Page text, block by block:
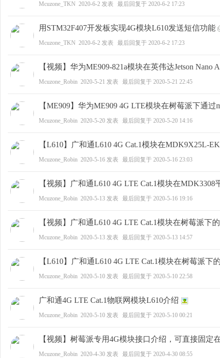
Mcuzone_TKN 2020-6-2 发表 最后回复于 2020-6-2 17:23
用STM32F407开发板实现4G模块L610发送短信功能
Mcuzone_TKN 2020-6-2 发表 最后回复于 2020-6-2 17:23
【视频】华为ME909-821a模块在英伟达Jetson
Mcuzone_Robin 2020-5-21 发表 最后回复于 2020-5-21 22:45
【ME909】华为ME909 4G LTE模块在树莓派下通
Mcuzone_Robin 2020-5-20 发表 最后回复于 2020-5-20 14:16
【L610】广和通L610 4G Cat.1模块在MDK9X25L-
Mcuzone_Robin 2020-5-16 发表 最后回复于 2020-5-16 23:03
【视频】广和通L610 4G LTE Cat.1模块在
Mcuzone_Robin 2020-5-13 发表 最后回复于 2020-5-16 19:16
【视频】广和通L610 4G LTE Cat.1模块在树莓派下
Mcuzone_Robin 2020-5-13 发表 最后回复于 2020-5-13 14:57
【L610】广和通L610 4G LTE Cat.1模块在树莓派下
Mcuzone_Robin 2020-5-10 发表 最后回复于 2020-5-10 22:58
广和通4G LTE Cat.1物联网模块L610介绍
Mcuzone_Robin 2020-5-10 发表 最后回复于 2020-5-10 00:21
【视频】树莓派专用4G模块接口介绍，可直接固定
Mcuzone_Robin 2020-4-30 发表 最后回复于 2020-4-30 08:55